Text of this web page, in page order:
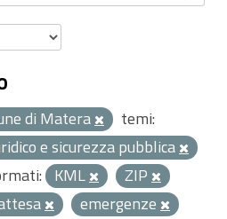
di Matera
temi:
e sicurezza pubblica
KML
ZIP
emergenze